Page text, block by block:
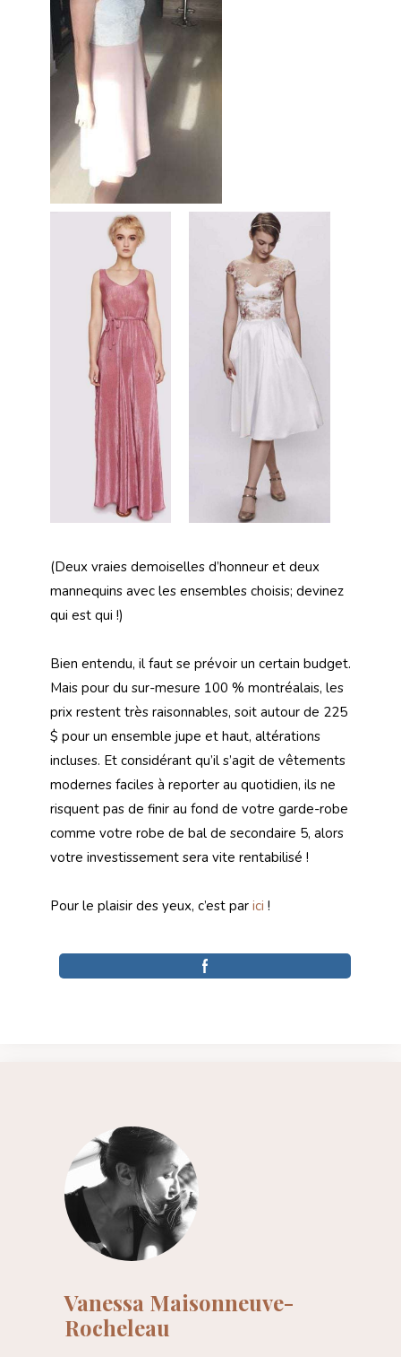
(Deux vraies demoiselles d’honneur et deux
mannequins avec les ensembles choisis; devinez
qui est qui !)
Bien entendu, il faut se prévoir un certain budget.
Mais pour du sur-mesure 100 % montréalais, les
prix restent très raisonnables, soit autour de 225
$ pour un ensemble jupe et haut, altérations
incluses. Et considérant qu’il s’agit de vêtements
modernes faciles à reporter au quotidien, ils ne
risquent pas de finir au fond de votre garde-robe
comme votre robe de bal de secondaire 5, alors
votre investissement sera vite rentabilisé !
Pour le plaisir des yeux, c’est par ici !
Vanessa Maisonneuve-
Rocheleau